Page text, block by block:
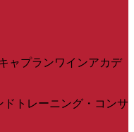
ャプランワインアカデ
トレーニング・コンサ